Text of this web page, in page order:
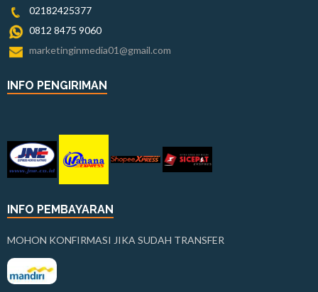
02182425377
0812 8475 9060
marketinginmedia01@gmail.com
INFO PENGIRIMAN
INFO PEMBAYARAN
MOHON KONFIRMASI JIKA SUDAH TRANSFER